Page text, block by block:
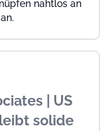
nahtlos an
| US
solide